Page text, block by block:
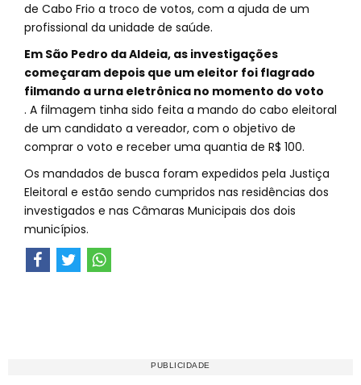
de Cabo Frio a troco de votos, com a ajuda de um
profissional da unidade de saúde.
Em São Pedro da Aldeia, as investigações
começaram depois que um eleitor foi flagrado
filmando a urna eletrônica no momento do voto
. A filmagem tinha sido feita a mando do cabo eleitoral
de um candidato a vereador, com o objetivo de
comprar o voto e receber uma quantia de R$ 100.
Os mandados de busca foram expedidos pela Justiça
Eleitoral e estão sendo cumpridos nas residências dos
investigados e nas Câmaras Municipais dos dois
municípios.